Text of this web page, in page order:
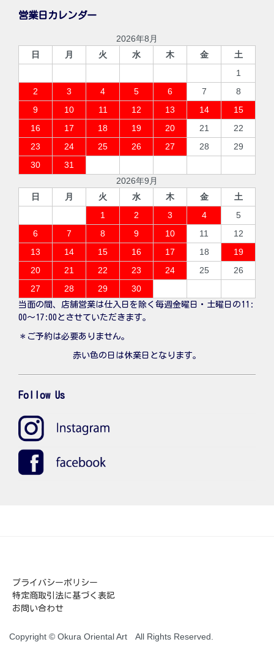
営業日カレンダー
2026年8月
日
月 火 水 木 金
土
1
2
3 4 5 6 7
8
9
10 11 12 13 14
15
16
17 18 19 20 21
22
23
24 25 26 27 28
29
30
31
2026年9月
日
月 火 水 木 金
土
1
2 3 4
5
6
7 8 9 10 11
12
13
14 15 16 17 18
19
20
21 22 23 24 25
26
27
28 29 30
当面の間、店舗営業は仕入日を除く毎週金曜日・土曜日の11:
00〜17:00とさせていただきます。
＊ご予約は必要ありません。
赤い色の日は休業日となります。
Follow Us
プライバシーポリシー
特定商取引法に基づく表記
お問い合わせ
Copyright © Okura Oriental Art All Rights Reserved.